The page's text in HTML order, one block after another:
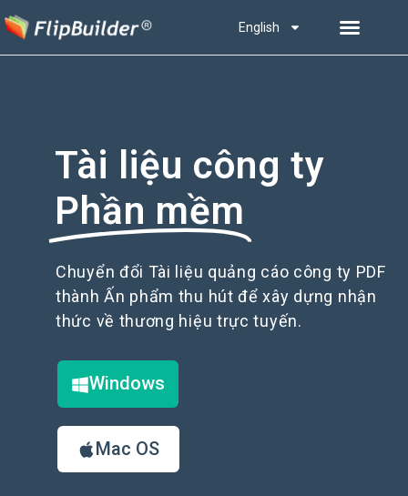
English
Tài liệu công ty
Phần mềm
Chuyển đổi Tài liệu quảng cáo công ty PDF
thành Ấn phẩm thu hút để xây dựng nhận
thức về thương hiệu trực tuyến.
Windows
Mac OS